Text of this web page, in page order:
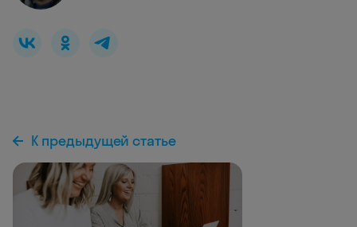
К предыдущей статье